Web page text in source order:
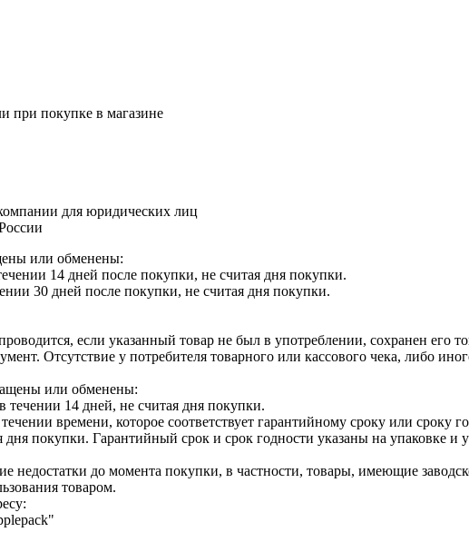
при покупке в магазине
для юридических лиц
или обменены:
14 дней после покупки, не считая дня покупки.
30 дней после покупки, не считая дня покупки.
если указанный товар не был в употреблении, сохранен
Отсутствие у потребителя товарного или кассового чека, либо
или обменены:
течении 14 дней, не считая дня покупки.
времени, которое соответствует гарантийному сроку или сроку
дня покупки. Гарантийный срок и срок годности указаны на упаковке
недостатки до момента покупки, в частности, товары, имеющие
товаром.